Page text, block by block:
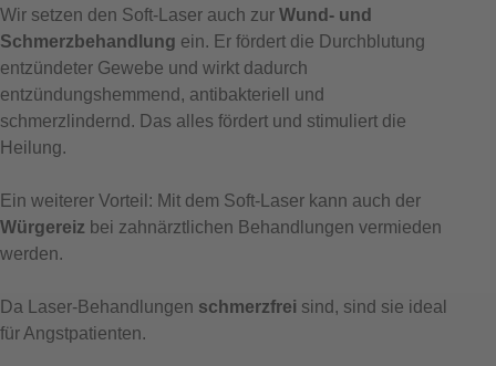
Wir setzen den Soft-Laser auch zur Wund- und
Schmerzbehandlung ein. Er fördert die Durchblutung
entzündeter Gewebe und wirkt dadurch
entzündungshemmend, antibakteriell und
schmerzlindernd. Das alles fördert und stimuliert die
Heilung.
Ein weiterer Vorteil: Mit dem Soft-Laser kann auch der
Würgereiz bei zahnärztlichen Behandlungen vermieden
werden.
Da Laser-Behandlungen schmerzfrei sind, sind sie ideal
für Angstpatienten.